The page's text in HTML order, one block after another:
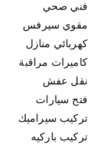
فني صحي
مقوي سيرفس
كهربائي منازل
كاميرات مراقبة
نقل عفش
فتح سيارات
تركيب سيراميك
تركيب باركيه